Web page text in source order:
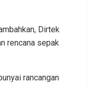
Dirtek
rencana sepak
rancangan